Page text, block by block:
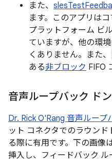
また、
ます。このアプリは
プラットフォーム ビ
ていますが、他の環
くありません。また、
ある非ブロック FIFO
音声ループバック ド
Dr. Rick O'Rang 音声ループ
ット コネクタでのラウン
る際に有用です。下の画像
挿入し、フィードバック